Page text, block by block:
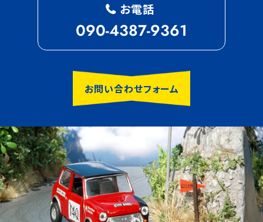
お電話
090-4387-9361
お問い合わせフォーム